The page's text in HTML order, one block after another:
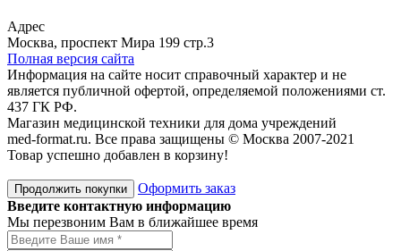
Адрес
Москва, проспект Мира 199 стр.3
Полная версия сайта
Информация на сайте носит справочный характер и не
является публичной офертой, определяемой положениями ст.
437 ГК РФ.
Магазин медицинской техники для дома учреждений
med-format.ru. Все права защищены © Москва 2007-2021
Товар успешно добавлен в корзину!
Продолжить покупки
Оформить заказ
Введите контактную информацию
Мы перезвоним Вам в ближайшее время